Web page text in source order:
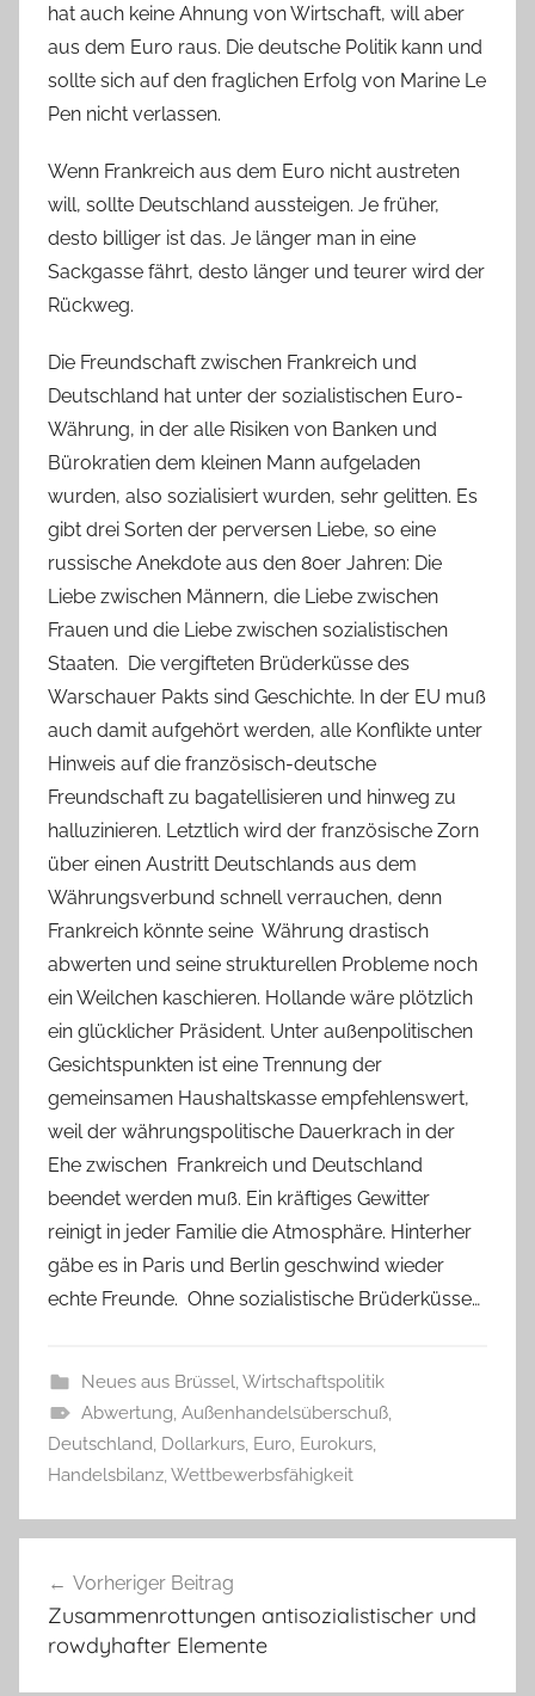
hat auch keine Ahnung von Wirtschaft, will aber
aus dem Euro raus. Die deutsche Politik kann und
sollte sich auf den fraglichen Erfolg von Marine Le
Pen nicht verlassen.
Wenn Frankreich aus dem Euro nicht austreten
will, sollte Deutschland aussteigen. Je früher,
desto billiger ist das. Je länger man in eine
Sackgasse fährt, desto länger und teurer wird der
Rückweg.
Die Freundschaft zwischen Frankreich und
Deutschland hat unter der sozialistischen Euro-
Währung, in der alle Risiken von Banken und
Bürokratien dem kleinen Mann aufgeladen
wurden, also sozialisiert wurden, sehr gelitten. Es
gibt drei Sorten der perversen Liebe, so eine
russische Anekdote aus den 80er Jahren: Die
Liebe zwischen Männern, die Liebe zwischen
Frauen und die Liebe zwischen sozialistischen
Staaten. Die vergifteten Brüderküsse des
Warschauer Pakts sind Geschichte. In der EU muß
auch damit aufgehört werden, alle Konflikte unter
Hinweis auf die französisch-deutsche
Freundschaft zu bagatellisieren und hinweg zu
halluzinieren. Letztlich wird der französische Zorn
über einen Austritt Deutschlands aus dem
Währungsverbund schnell verrauchen, denn
Frankreich könnte seine Währung drastisch
abwerten und seine strukturellen Probleme noch
ein Weilchen kaschieren. Hollande wäre plötzlich
ein glücklicher Präsident. Unter außenpolitischen
Gesichtspunkten ist eine Trennung der
gemeinsamen Haushaltskasse empfehlenswert,
weil der währungspolitische Dauerkrach in der
Ehe zwischen Frankreich und Deutschland
beendet werden muß. Ein kräftiges Gewitter
reinigt in jeder Familie die Atmosphäre. Hinterher
gäbe es in Paris und Berlin geschwind wieder
echte Freunde. Ohne sozialistische Brüderküsse…
Neues aus Brüssel,Wirtschaftspolitik
Abwertung, Außenhandelsüberschuß,
Deutschland, Dollarkurs, Euro, Eurokurs,
Handelsbilanz,Wettbewerbsfähigkeit
Vorheriger Beitrag
Zusammenrottungen antisozialistischer und
rowdyhafter Elemente